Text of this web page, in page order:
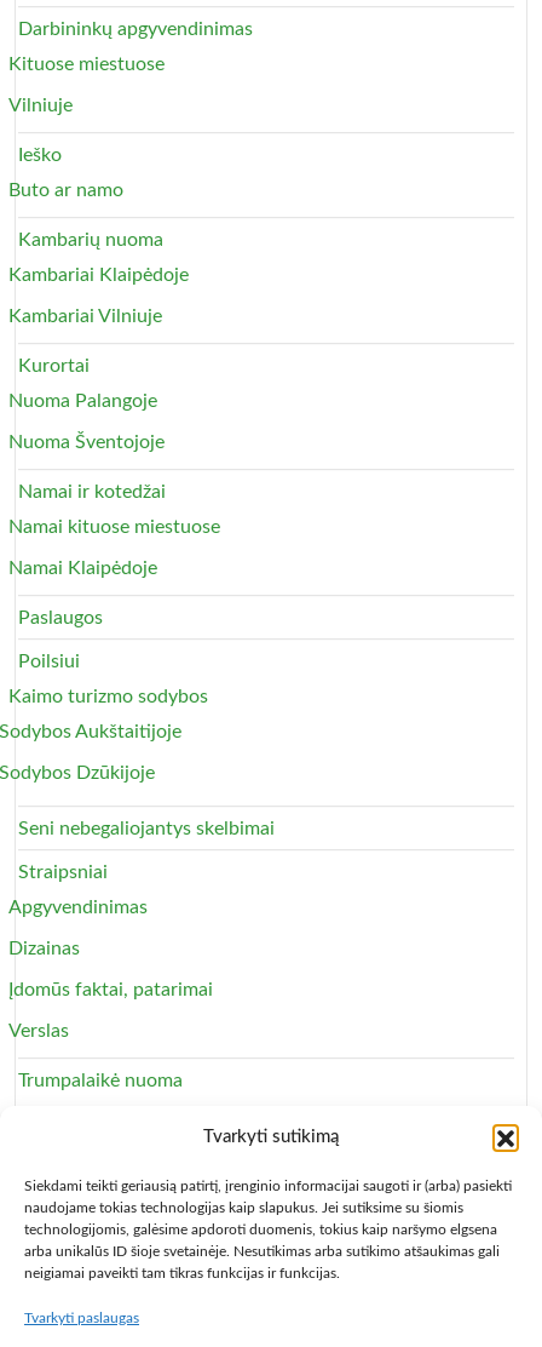
Tvarkyti sutikimą
Siekdami teikti geriausią patirtį, įrenginio informacijai saugoti ir (arba) pasiekti
naudojame tokias technologijas kaip slapukus. Jei sutiksime su šiomis
technologijomis, galėsime apdoroti duomenis, tokius kaip naršymo elgsena
arba unikalūs ID šioje svetainėje. Nesutikimas arba sutikimo atšaukimas gali
neigiamai paveikti tam tikras funkcijas ir funkcijas.
Tvarkyti paslaugas
Darbininkų apgyvendinimas
Kituose miestuose
Vilniuje
Ieško
Buto ar namo
Kambarių nuoma
Kambariai Klaipėdoje
Kambariai Vilniuje
Kurortai
Nuoma Palangoje
Nuoma Šventojoje
Namai ir kotedžai
Namai kituose miestuose
Namai Klaipėdoje
Paslaugos
Poilsiui
Kaimo turizmo sodybos
Sodybos Aukštaitijoje
Sodybos Dzūkijoje
Seni nebegaliojantys skelbimai
Straipsniai
Apgyvendinimas
Dizainas
Įdomūs faktai, patarimai
Verslas
Trumpalaikė nuoma
Copyright © 2013 – 2026